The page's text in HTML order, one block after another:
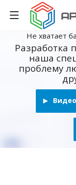
Не хватает
Разработка
наша
проблему
Видео